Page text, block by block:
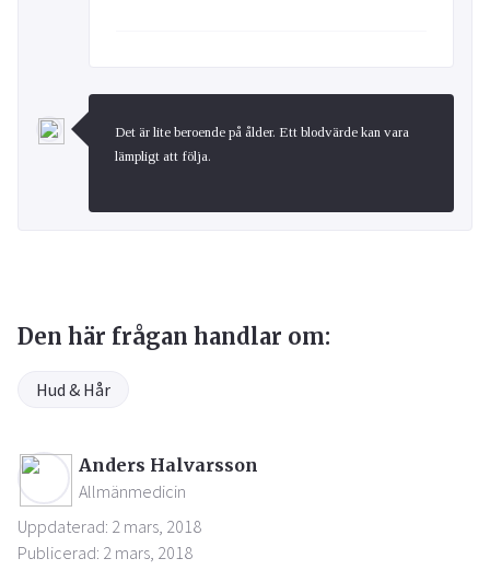
Det är lite beroende på ålder. Ett blodvärde kan vara
lämpligt att följa.
Den här frågan handlar om:
Hud & Hår
Anders Halvarsson
Allmänmedicin
Uppdaterad: 2 mars, 2018
Publicerad: 2 mars, 2018